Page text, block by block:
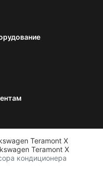
Teramont X
Teramont X
кондиционера